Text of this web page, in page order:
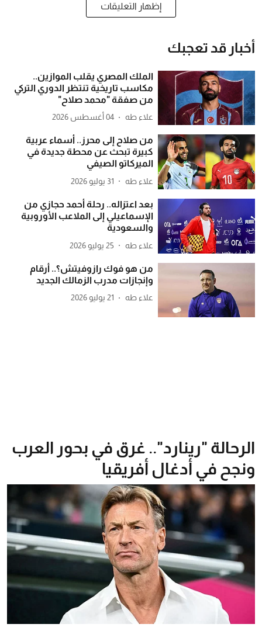
إظهار التعليقات
أخبار قد تعجبك
الملك المصري يقلب الموازين..
مكاسب تاريخية تنتظر الدوري التركي
من صفقة "محمد صلاح"
علاء طه 04 أغسطس 2026
من صلاح إلى محرز.. أسماء عربية
كبيرة تبحث عن محطة جديدة في
الميركاتو الصيفي
علاء طه 31 يوليو 2026
بعد اعتزاله.. رحلة أحمد حجازي من
الإسماعيلي إلى الملاعب الأوروبية
والسعودية
علاء طه 25 يوليو 2026
من هو فوك رازوفيتش؟.. أرقام
وإنجازات مدرب الزمالك الجديد
علاء طه 21 يوليو 2026
الرحالة "رينارد".. غرق في بحور العرب
ونجح في أدغال أفريقيا